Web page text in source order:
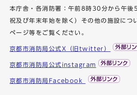
本庁舎・各消防署：午前8時30分から午後
祝及び年末年始を除く）その他の施設につ
ページ等をご覧ください。
京都市消防局公式X（旧twitter）
京都市消防局公式instagram
京都市消防局Facebook